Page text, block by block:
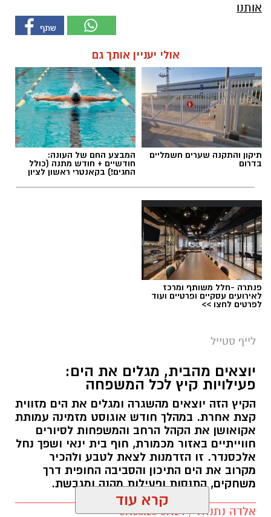
אותנו
אולי יעניין אותך גם
תיקון והתקנה שערים חשמליים
בדרום
המבצע החם של העונה:
חודשיים + חודש מתנה (כולל
החגים!) בקאנטרי ראשון לציון
פנתרה -חלל משותף ומרכז
לאירועים עסקיים ופרטיים ועוד
לפרטים לחצו >>
לייף סטייל
יוצאים מהבית, מגלים את הים:
פעילויות קיץ לכל המשפחה
הקיץ הזה יוצאים מהשגרה ומגלים את הים מזווית
קצת אחרת. במהלך חודש אוגוסט מזמינה עמותת
אקואושן את הקהל הרחב והמשפחות לסיורים
חווייתיים באזור מכמורת, חוף בית ינאי ושפך נחל
אלכסנדר. זו הזדמנות לצאת לטבע ולהכיר
מקרוב את הים התיכון והסביבה החופית דרך
משחקים, התנסות ופעילות מהנה ומגבשת.
אלדה נתנאל / 09:24 07.08.26
קרא עוד